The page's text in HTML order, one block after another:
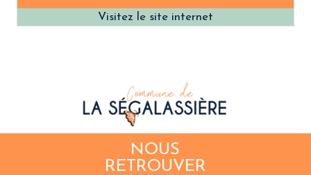
NOUS
RETROUVER